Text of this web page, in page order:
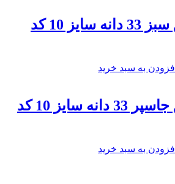
تسبیح عقیق سبز 33 دانه سایز 10 کد
افزودن به سبد خرید
تسبیح عقیق جاسپر 33 دانه سایز 10 کد
افزودن به سبد خرید